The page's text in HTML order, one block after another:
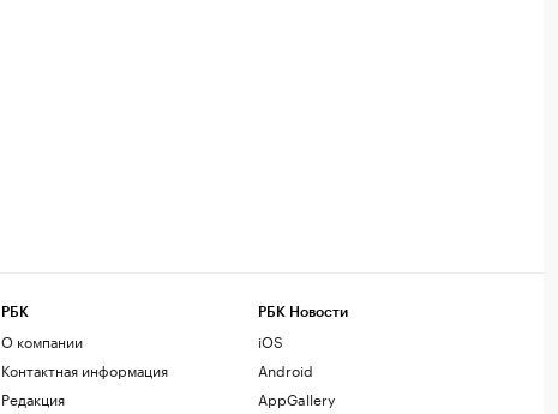
РБК
О компании
Контактная информация
Редакция
РБК Новости
iOS
Android
AppGallery